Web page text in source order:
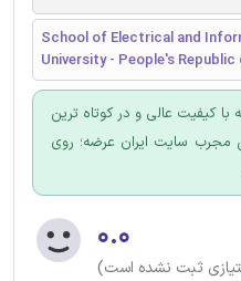
School of Electrical and
University - People's Republic
با کیفیت عالی و در کوتاه ترین
سایت ایران عرضه؛ روی
۰.۰
ثبت نشده است)